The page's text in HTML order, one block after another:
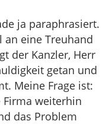
ja paraphrasiert.
an eine Treuhand
der Kanzler, Herr
getan und
Meine Frage ist:
Firma weiterhin
das Problem